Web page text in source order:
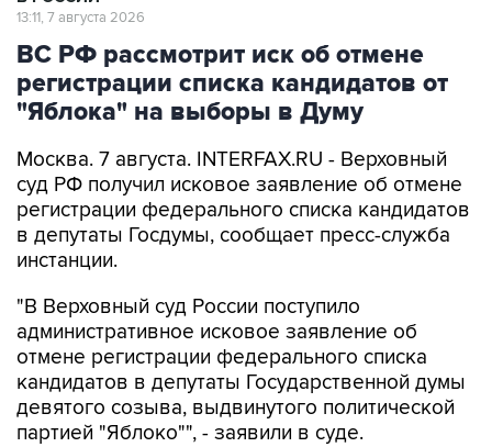
13:11, 7 августа 2026
ВС РФ рассмотрит иск об отмене
регистрации списка кандидатов от
"Яблока" на выборы в Думу
Москва. 7 августа. INTERFAX.RU - Верховный
суд РФ получил исковое заявление об отмене
регистрации федерального списка кандидатов
в депутаты Госдумы, сообщает пресс-служба
инстанции.
"В Верховный суд России поступило
административное исковое заявление об
отмене регистрации федерального списка
кандидатов в депутаты Государственной думы
девятого созыва, выдвинутого политической
партией "Яблоко"", - заявили в суде.